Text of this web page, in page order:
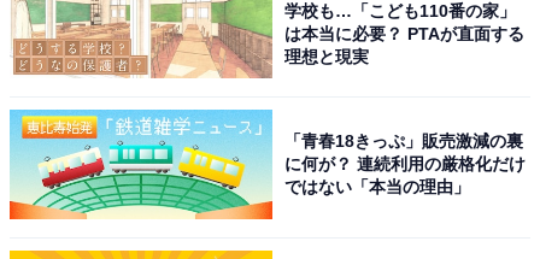
学校も…「こども110番の家」
は本当に必要？ PTAが直面する
理想と現実
「青春18きっぷ」販売激減の裏
に何が？ 連続利用の厳格化だけ
ではない「本当の理由」